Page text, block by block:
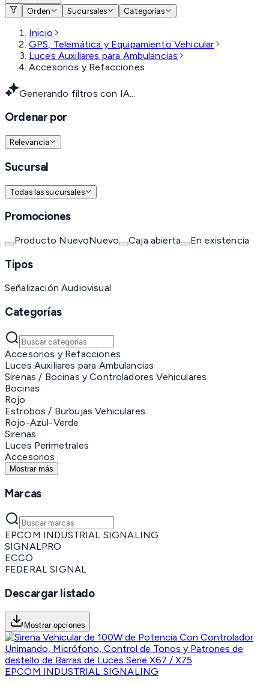
Orden
Sucursales Categorías
Inicio
GPS, Telemática y Equipamiento Vehicular
Luces Auxiliares para Ambulancias
Accesorios y Refacciones
Generando filtros con IA...
Ordenar por
Relevancia
Sucursal
Todas las sucursales
Promociones
Producto NuevoNuevo Caja abierta En existencia
Tipos
Señalización Audiovisual
Categorías
Accesorios y Refacciones
Luces Auxiliares para Ambulancias
Sirenas / Bocinas y Controladores Vehiculares
Bocinas
Rojo
Estrobos / Burbujas Vehiculares
Rojo-Azul-Verde
Sirenas
Luces Perimetrales
Accesorios
Mostrar más
Marcas
EPCOM INDUSTRIAL SIGNALING
SIGNALPRO
ECCO
FEDERAL SIGNAL
Descargar listado
Mostrar opciones
EPCOM INDUSTRIAL SIGNALING